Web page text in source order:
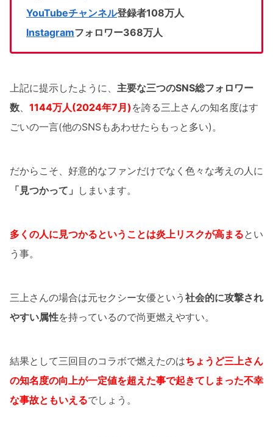
YouTubeチャンネル登録者108万人
Instagramフォロワー368万人
上記に提示したように、 主要な三つのSNS総フォロワー
数
1144万人(2024年7月) を誇る三上さんの知名度はす
ごいの一言(他のSNSもあわせたらもっと多い)。
だからこそ、好意的なファンだけでなく色々な考えの人に
「見つかって」 しまいます。
多くの人に見つかるということは炎上リスクが高まるとい
う事。
三上さんの場合は元セクシー女優という 社会的に攻撃され
やすい属性を持っているので尚更燃えやすい。
結果として三回目のコラボで燃えたのはちょうど三上さん
の知名度の向上が一定値を超えた事で起きてしまった不幸
な事故ともいえるでしょう。